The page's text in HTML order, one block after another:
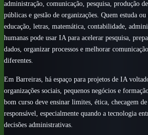
administração, comunicação, pesquisa, produção
públicas e gestão de organizações. Quem estuda
educação, letras, matemática, contabilidade,
humanas pode usar IA para acelerar pesquisa,
dados, organizar processos e melhorar
diferentes.
Em Barreiras, há espaço para projetos de IA
organizações sociais, pequenos negócios e
bom curso deve ensinar limites, ética, checagem
responsável, especialmente quando a tecnologia
decisões administrativas.